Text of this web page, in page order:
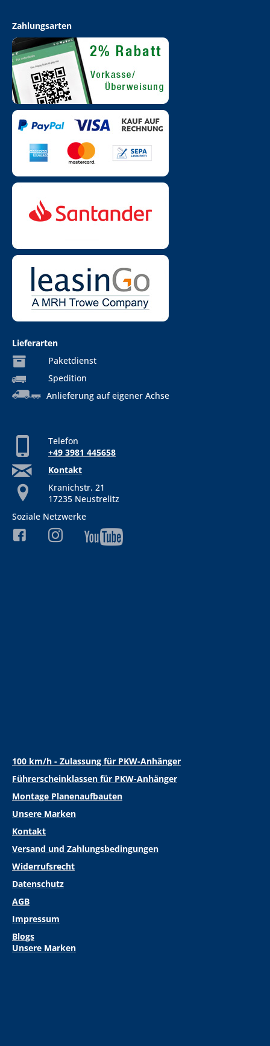
Zahlungsarten
Lieferarten
Paketdienst
Spedition
Anlieferung auf eigener Achse
Telefon
+49 3981 445658
Kontakt
Kranichstr. 21
17235 Neustrelitz
Soziale Netzwerke
100 km/h - Zulassung für PKW-Anhänger
Führerscheinklassen für PKW-Anhänger
Montage Planenaufbauten
Unsere Marken
Kontakt
Versand und Zahlungsbedingungen
Widerrufsrecht
Datenschutz
AGB
Impressum
Blogs
Unsere Marken